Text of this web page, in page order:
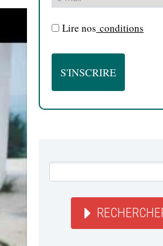
Lire nos conditions